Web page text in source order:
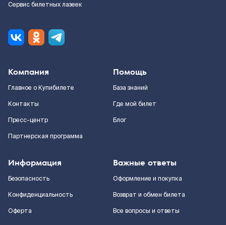
Сервис билетных лазеек
Компания
Главное о Купибилете
Контакты
Пресс-центр
Партнерская программа
Помощь
База знаний
Где мой билет
Блог
Информация
Безопасность
Конфиденциальность
Оферта
Важные ответы
Оформление и покупка
Возврат и обмен билета
Все вопросы и ответы